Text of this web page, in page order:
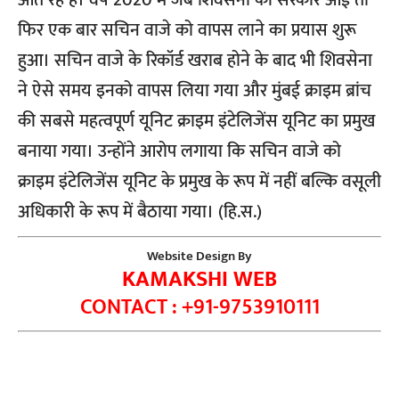
फिर एक बार सचिन वाजे को वापस लाने का प्रयास शुरू
हुआ। सचिन वाजे के रिकॉर्ड खराब होने के बाद भी शिवसेना
ने ऐसे समय इनको वापस लिया गया और मुंबई क्राइम ब्रांच
की सबसे महत्वपूर्ण यूनिट क्राइम इंटेलिजेंस यूनिट का प्रमुख
बनाया गया। उन्होंने आरोप लगाया कि सचिन वाजे को
क्राइम इंटेलिजेंस यूनिट के प्रमुख के रूप में नहीं बल्कि वसूली
अधिकारी के रूप में बैठाया गया। (हि.स.)
Website Design By
KAMAKSHI WEB
CONTACT : +91-9753910111